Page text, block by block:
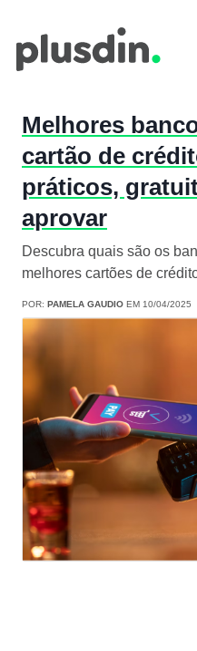
Melhores
cartão de
práticos,
aprovar
Descubra quais são os
melhores cartões de
POR: PAMELA GAUDIO EM 10/04/2025